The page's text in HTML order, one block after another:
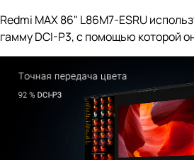
Redmi MAX 86" L86M7-ESRU
гамму DCI-P3, с помощью которой